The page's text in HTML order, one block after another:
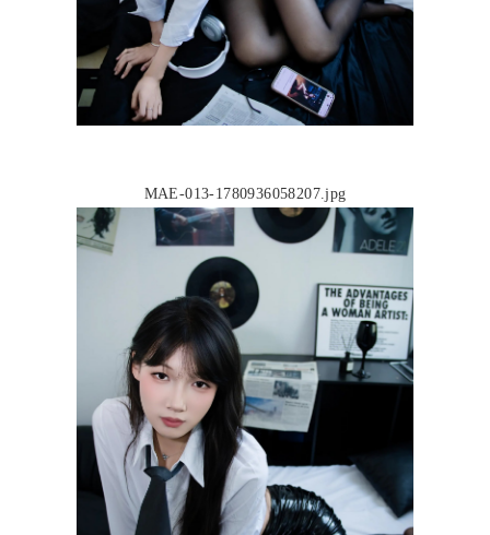
MAE-013-1780936058207.jpg